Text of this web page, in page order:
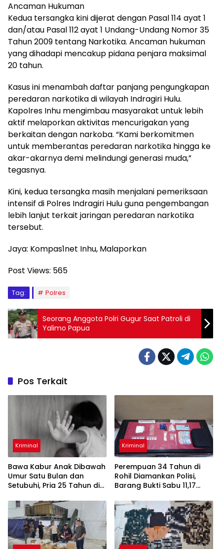
Ancaman Hukuman
Kedua tersangka kini dijerat dengan Pasal 114 ayat 1
dan/atau Pasal 112 ayat 1 Undang-Undang Nomor 35
Tahun 2009 tentang Narkotika. Ancaman hukuman
yang dihadapi mencakup pidana penjara maksimal
20 tahun.
Kasus ini menambah daftar panjang pengungkapan
peredaran narkotika di wilayah Indragiri Hulu.
Kapolres Inhu mengimbau masyarakat untuk lebih
aktif melaporkan aktivitas mencurigakan yang
berkaitan dengan narkoba. “Kami berkomitmen
untuk memberantas peredaran narkotika hingga ke
akar-akarnya demi melindungi generasi muda,”
tegasnya.
Kini, kedua tersangka masih menjalani pemeriksaan
intensif di Polres Indragiri Hulu guna pengembangan
lebih lanjut terkait jaringan peredaran narkotika
tersebut.
Jaya: Kompas1net Inhu, Malaporkan
Post Views: 565
Tag: Polres
Seorang Anggota Polri Gugur Saat Patroli di
Yalimo Papua
Pos Terkait
Kriminal
Bawa Kabur Anak Dibawah
Umur Satu Bulan dan
Setubuhi, Pria 25 Tahun di
Kriminal
Perempuan 34 Tahun di
Rohil Diamankan Polisi,
Barang Bukti Sabu 11,17